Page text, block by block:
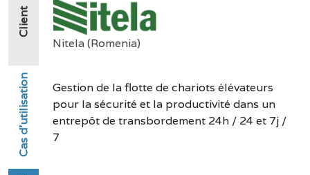
Client
Nitela (Romenia)
Cas d'utilisation
Gestion de la flotte de chariots élévateurs
pour la sécurité et la productivité dans un
entrepôt de transbordement 24h / 24 et 7j /
7